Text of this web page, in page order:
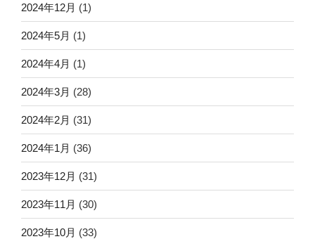
2024年12月 (1)
2024年5月 (1)
2024年4月 (1)
2024年3月 (28)
2024年2月 (31)
2024年1月 (36)
2023年12月 (31)
2023年11月 (30)
2023年10月 (33)